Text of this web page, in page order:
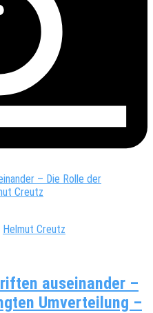
Helmut Creutz
auseinander –
Umverteilung –